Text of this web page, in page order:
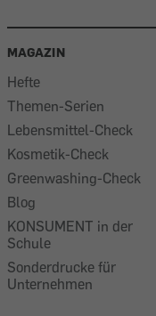
MAGAZIN
Hefte
Themen-Serien
Lebensmittel-Check
Kosmetik-Check
Greenwashing-Check
Blog
KONSUMENT in der
Schule
Sonderdrucke für
Unternehmen